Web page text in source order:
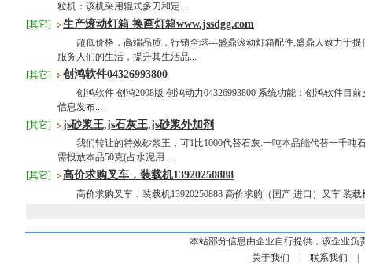
粒机：该机采用辊式多刀和定...
[其它]
生产滚动灯箱 换画灯箱www.jssdgg.com
超低价格，高端品质，行销全球---盛鼎滚动灯箱配件,盛鼎人致力于提
服务人们的生活，提升其生活品...
[其它]
创鸿软件04326993800
创鸿软件 创鸿2008版 创鸿动力04326993800 系统功能：创鸿软件目前
信息发布...
[其它]
js砂浆王,js石灰王,js砂浆外加剂
我们转让的特效砂浆王，可1比1000代替石灰.一吨本品能代替一千吨
需投放本品50克(占水泥用...
[其它]
高价求购叉车，装载机13920250888
高价求购叉车，装载机13920250888 高价求购（国产 进口）叉车 装载
本站部分信息由企业自行提供，该企业
关于我们
联系我们